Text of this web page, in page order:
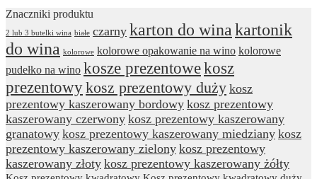
Znaczniki produktu
2 lub 3 butelki wina białe czarny karton do wina kartonik
do wina kolorowe kolorowe opakowanie na wino kolorowe
pudełko na wino kosze prezentowekosz
prezentowykosz prezentowy duży kosz
prezentowy kaszerowany bordowy kosz prezentowy
kaszerowany czerwony kosz prezentowy kaszerowany
granatowy kosz prezentowy kaszerowany miedziany kosz
prezentowy kaszerowany zielony kosz prezentowy
kaszerowany złoty kosz prezentowy kaszerowany żółty